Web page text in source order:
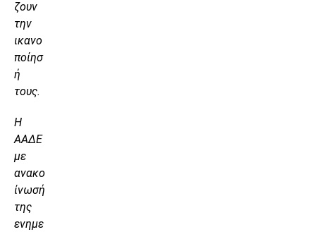
ζουν
την
ικανο
ποίησ
ή
τους.
Η
ΑΑΔΕ
με
ανακο
ίνωσή
της
ενημε